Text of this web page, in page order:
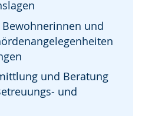
und
und Beratung
und